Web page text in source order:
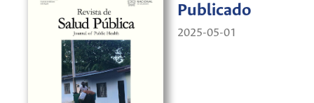
Publicado
2025-05-01